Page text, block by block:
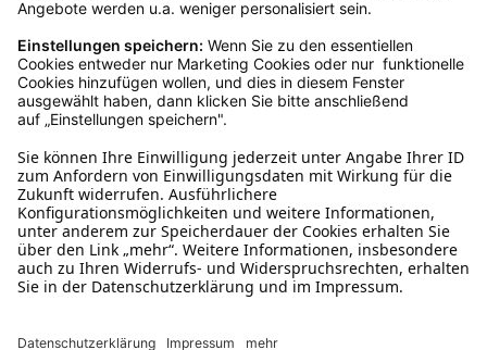
04942-60 64 080
Schreibe uns
verkauf@schecker.de
WhatsApp Support
+49 1520 8997191
Tritt unserem Newsletter bei